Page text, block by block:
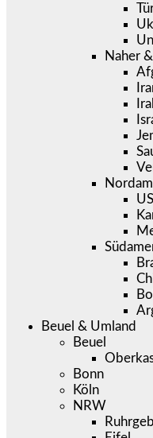
Naher
Beuel & Umland
Beuel
Bonn
Köln
NRW